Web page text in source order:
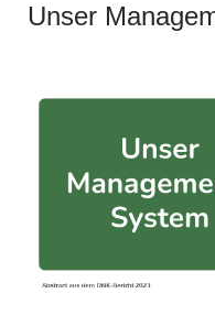
Unser